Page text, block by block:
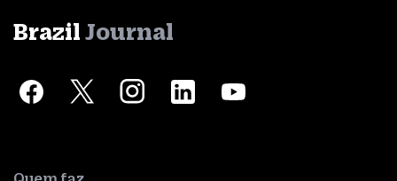
Brazil Journal